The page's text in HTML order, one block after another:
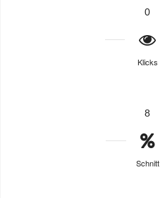
0
Klicks
8
Schnitt